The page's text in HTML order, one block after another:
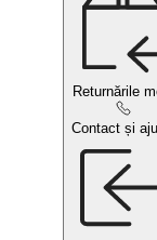
Returnările
Contact și